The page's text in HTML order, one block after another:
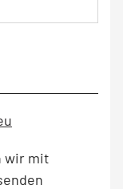
wir mit